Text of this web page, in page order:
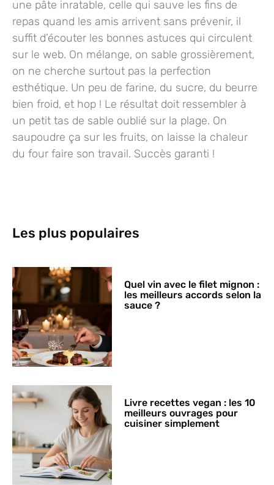
une pâte inratable, celle qui sauve les fins de
repas quand les amis arrivent sans prévenir, il
suffit d’écouter les bonnes astuces qui circulent
sur le web. On mélange, on sable grossièrement,
on ne cherche surtout pas la perfection
esthétique. Un peu de farine, du sucre, du beurre
bien froid, et hop ! Le résultat doit ressembler à
un petit tas de sable oublié sur la plage. On
saupoudre ça sur les fruits, on laisse la chaleur
du four faire son travail. Succès garanti !
Les plus populaires
Quel vin avec le filet mignon :
les meilleurs accords selon la
sauce ?
Livre recettes vegan : les 10
meilleurs ouvrages pour
cuisiner simplement